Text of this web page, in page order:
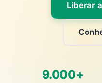
Liberar
9.000+